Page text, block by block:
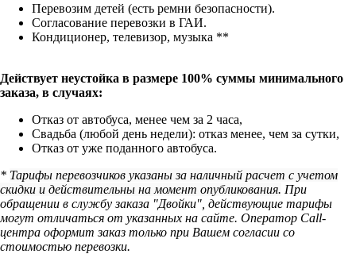
Перевозим детей (есть ремни безопасности).
Согласование перевозки в ГАИ.
Кондиционер, телевизор, музыка **
Действует неустойка в размере 100% суммы минимального
заказа, в случаях:
Отказ от автобуса, менее чем за 2 часа,
Свадьба (любой день недели): отказ менее, чем за сутки,
Отказ от уже поданного автобуса.
* Тарифы перевозчиков указаны за наличный расчет с учетом
скидки и действительны на момент опубликования. При
обращении в службу заказа "Двойки", действующие тарифы
могут отличаться от указанных на сайте. Оператор Call-
центра оформит заказ только при Вашем согласии со
стоимостью перевозки.